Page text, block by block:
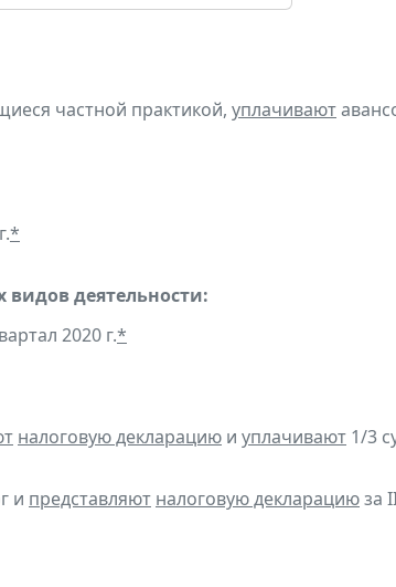
частной практикой, уплачивают
*
деятельности:
2020 г.*
налоговую декларацию и уплачивают 1/3
и представляют налоговую декларациюза